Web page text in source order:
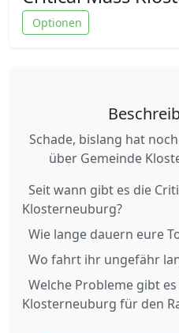
Optionen
Schade, bislang hat
über Gemeinde
Seit wann gibt es die
Klosterneuburg?
Wie lange dauern eure
Wo fahrt ihr ungefähr
Welche Probleme gibt
Klosterneuburg für den